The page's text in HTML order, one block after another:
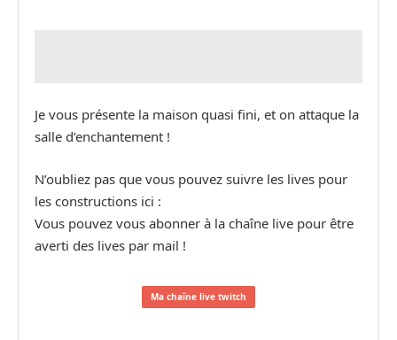
Je vous présente la maison quasi fini, et on attaque la
salle d’enchantement !
N’oubliez pas que vous pouvez suivre les lives pour
les constructions ici :
Vous pouvez vous abonner à la chaîne live pour être
averti des lives par mail !
Ma chaîne live twitch